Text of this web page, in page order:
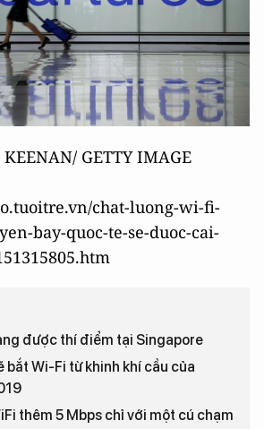
GETTY IMAGE
chat-luong-wi-fi-
bay-quoc-te-se-duoc-cai-
được thí điểm tại Singapore
bắt Wi-Fi từ khinh khí cầu của
thêm 5 Mbps chỉ với một cú chạm